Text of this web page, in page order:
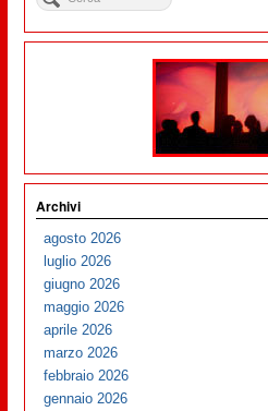
Archivi
agosto 2026
luglio 2026
giugno 2026
maggio 2026
aprile 2026
marzo 2026
febbraio 2026
gennaio 2026